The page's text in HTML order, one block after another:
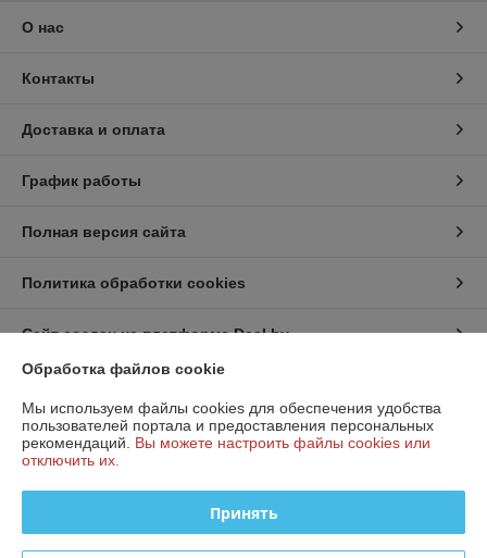
О нас
Контакты
Доставка и оплата
График работы
Полная версия сайта
Политика обработки cookies
Сайт создан на платформе Deal.by
Информация для покупателя
Юридическое лицо: ООО «МостТехСервис»
Республика Беларусь, 220017 , г. Минск
Обработка файлов cookie
Мы используем файлы cookies для обеспечения удобства
пользователей портала и предоставления персональных
рекомендаций. Вы можете настроить файлы cookies или
отключить их.
Принять